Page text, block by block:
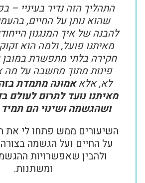
התהליך הזה נדיר בעיניי –
שהוא נותן על החיים,
להבנה של איך המנגנון
מאיתנו פועל, ולמה הוא זקוק
חקירה בלתי מתפשרת במובן
פינות מתוך מחשבה על מה
לא, אלאאמונה מתמדת
מאיתנו נועד לתרום לעולם
ושהגשמה ושינוי הם תמיד
השיעורים ממש פתחו לי את
על החיים ועל הגשמה בצורה
ולהבין שאפשרויות
ומשתנות.